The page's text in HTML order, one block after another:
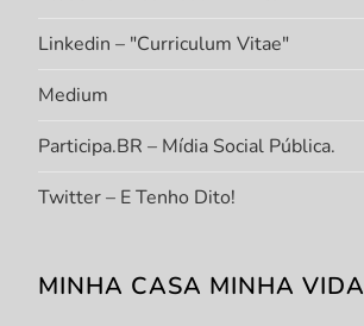
Linkedin – "Curriculum Vitae"
Medium
Participa.BR – Mídia Social Pública.
Twitter – E Tenho Dito!
MINHA CASA MINHA VIDA